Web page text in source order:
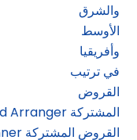
والشرق
الأوسط
وأفريقيا
في ترتيب
القروض